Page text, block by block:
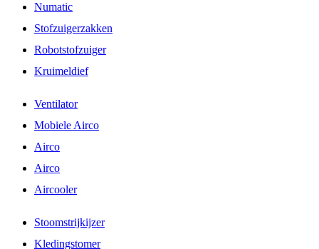
Numatic
Stofzuigerzakken
Robotstofzuiger
Kruimeldief
Ventilator
Mobiele Airco
Airco
Airco
Aircooler
Stoomstrijkijzer
Kledingstomer